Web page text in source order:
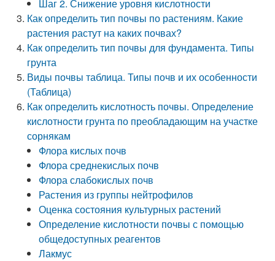
Шаг 2. Снижение уровня кислотности
Как определить тип почвы по растениям. Какие
растения растут на каких почвах?
Как определить тип почвы для фундамента. Типы
грунта
Виды почвы таблица. Типы почв и их особенности
(Таблица)
Как определить кислотность почвы. Определение
кислотности грунта по преобладающим на участке
сорнякам
Флора кислых почв
Флора среднекислых почв
Флора слабокислых почв
Растения из группы нейтрофилов
Оценка состояния культурных растений
Определение кислотности почвы с помощью
общедоступных реагентов
Лакмус